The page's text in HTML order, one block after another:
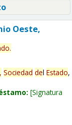
Oeste,
.
Sociedad del Estado,
Signatura